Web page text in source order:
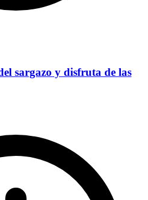
sargazo y disfruta de las